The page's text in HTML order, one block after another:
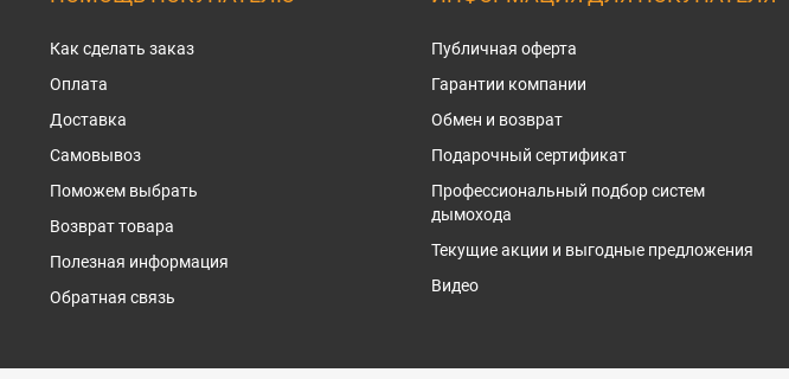
Как сделать заказ
Оплата
Доставка
Самовывоз
Поможем выбрать
Возврат товара
Полезная информация
Обратная связь
Публичная оферта
Гарантии компании
Обмен и возврат
Подарочный сертификат
Профессиональный подбор систем
дымохода
Текущие акции и выгодные предложения
Видео